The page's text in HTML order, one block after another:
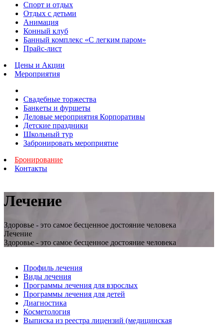
Спорт и отдых
Отдых с детьми
Анимация
Конный клуб
Банный комплекс «С легким паром»
Прайс-лист
Цены и Акции
Мероприятия
Свадебные торжества
Банкеты и фуршеты
Деловые мероприятия Корпоративы
Детские праздники
Школьный тур
Забронировать мероприятие
Бронирование
Контакты
Лечение
Здоровье - это самое бесценное достояние человека
Лечение
Здоровье - это самое бесценное достояние человека
Профиль лечения
Виды лечения
Программы лечения для взрослых
Программы лечения для детей
Диагностика
Косметология
Выписка из реестра лицензий (медицинская